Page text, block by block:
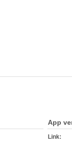
App
Link: